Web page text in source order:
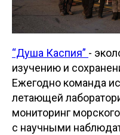
“Душа Каспия” -
изучению и
Ежегодно команда
летающей
мониторинг
с научными